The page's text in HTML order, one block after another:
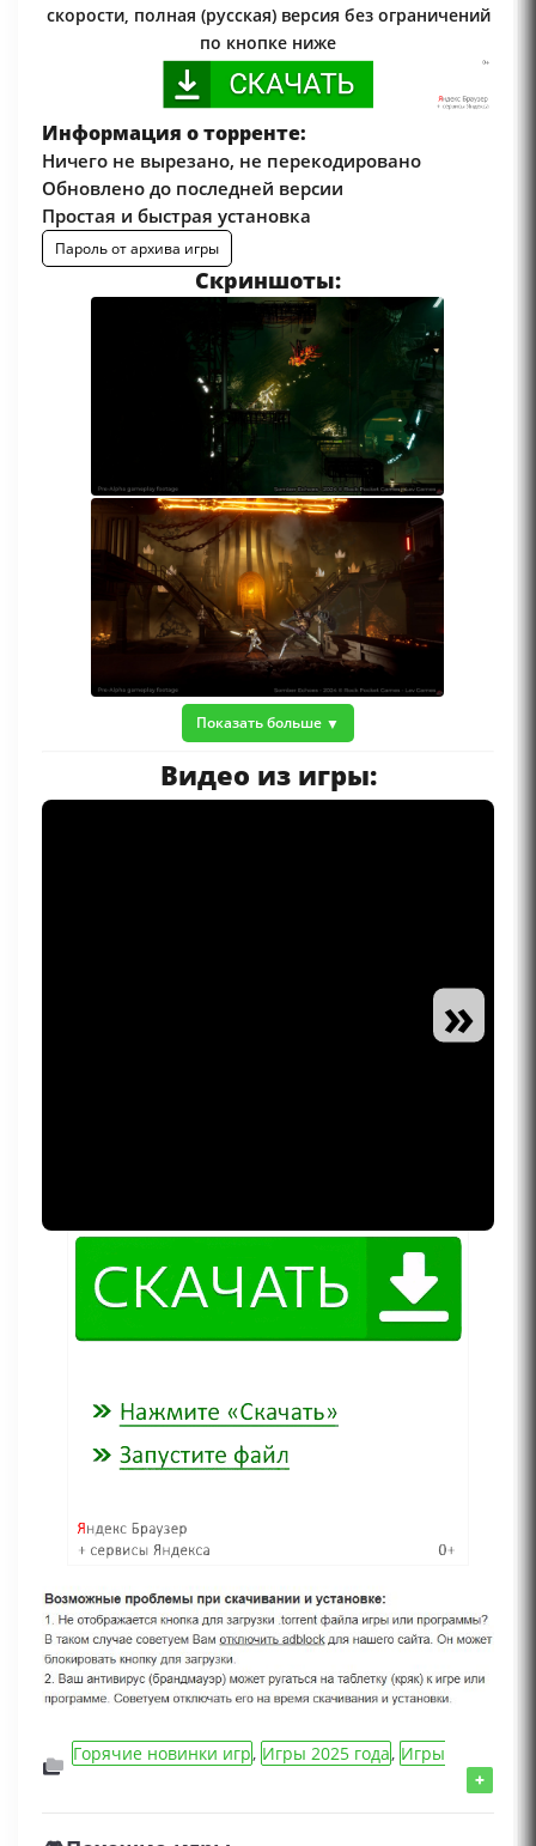
скорости, полная (русская) версия без ограничений
по кнопке ниже
Информация о торренте:
Ничего не вырезано, не перекодировано
Обновлено до последней версии
Простая и быстрая установка
Пароль от архива игры
Скриншоты:
Показать больше
Видео из игры:
»
Горячие новинки игр, Игры 2025 года, Игры
+